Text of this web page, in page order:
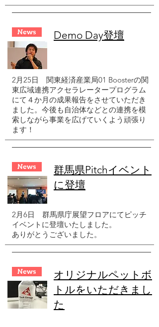
News Demo Day登壇
2月25日
関東経済産業局01 Boosterの関
東広域連携アクセラレータープログラム
にて４か月の成果報告をさせていただき
ました。今後も自治体などとの連携を模
索しながら事業を広げていくよう頑張り
ます！
News
群馬県Pitchイベント
に登壇
2月6日
群馬県庁展望フロアにてピッチ
イベントに登壇いたしました。
ありがとうございました。
News
オリジナルペットボ
トルをいただきまし
た